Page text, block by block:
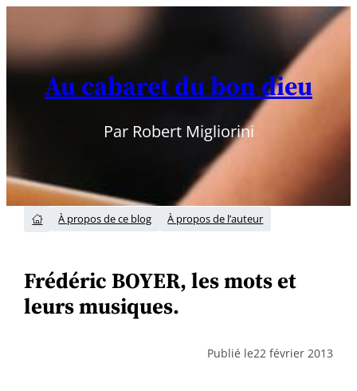
contenu
Au cabaret du bon dieu
Par Robert Migliorini
 À propos de ce blog À propos de l’auteur
Frédéric BOYER, les mots et
leurs musiques.
Publié le22 février 2013